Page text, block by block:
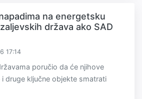
na energetsku
država ako SAD
17:14
poručio da će njihove
druge ključne objekte smatrati